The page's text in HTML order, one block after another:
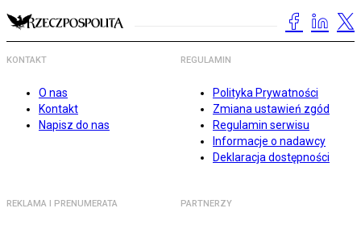
KONTAKT
O nas
Kontakt
Napisz do nas
REGULAMIN
Polityka Prywatności
Zmiana ustawień zgód
Regulamin serwisu
Informacje o nadawcy
Deklaracja dostępności
REKLAMA I PRENUMERATA PARTNERZY